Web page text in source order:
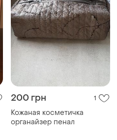
200 грн 1
Кожаная косметичка
органайзер пенал